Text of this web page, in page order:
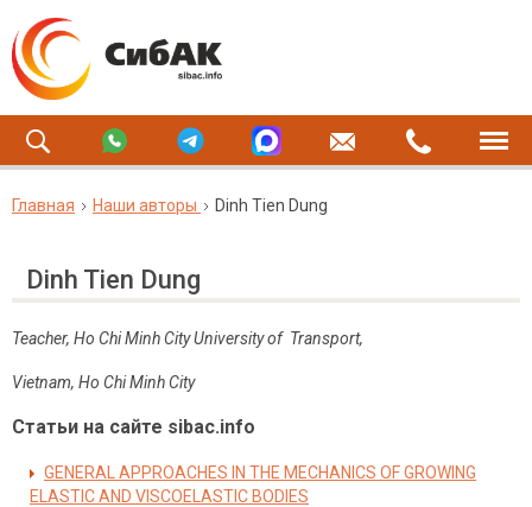
Главная Наши авторы Dinh Tien Dung
Dinh Tien Dung
Teacher, Ho Chi Minh City University of Transport,
Vietnam, Ho Chi Minh City
Статьи на сайте sibac.info
GENERAL APPROACHES IN THE MECHANICS OF GROWING
ELASTIC AND VISCOELASTIC BODIES